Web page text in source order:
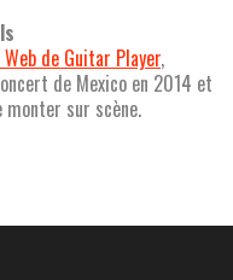
de Guitar Player,
de Mexico en 2014 et
sur scène.